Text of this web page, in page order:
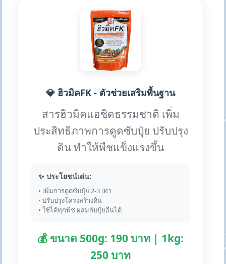
💎 ฮิวมิคFK - ตัวช่วยเสริมพื้นฐาน
สารฮิวมิคแอซิดธรรมชาติ เพิ่ม
ประสิทธิภาพการดูดซับปุ๋ย ปรับปรุง
ดิน ทำให้พืชแข็งแรงขึ้น
✨ ประโยชน์เด่น:
• เพิ่มการดูดซับปุ๋ย 2-3 เท่า
• ปรับปรุงโครงสร้างดิน
• ใช้ได้ทุกพืช ผสมกับปุ๋ยอื่นได้
💰 ขนาด 500g: 190 บาท | 1kg:
250 บาท